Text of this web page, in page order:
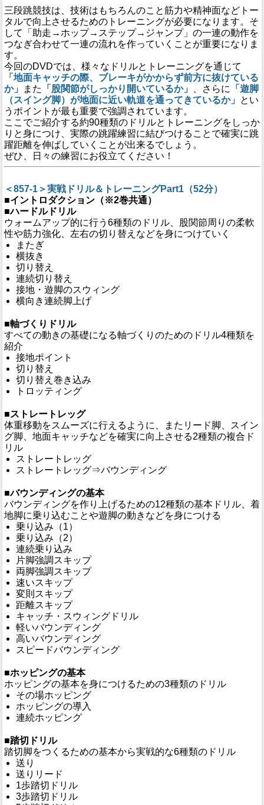
三段跳競技は、技術はもちろんのこと筋力や精神面などトー
タルで向上させるためのトレーニングが必要になります。そ
して「助走→ホップ→ステップ→ジャンプ」の一連の動作を
つなぎ合わせて一連の流れを作っていくことが重要になりま
す。
今回のDVDでは、様々なドリルとトレーニングを通じて
「地面キャッチの際、ブレーキがかからず前方に抜けている
か」
また 「股関節がしっかり開いているか」 、さらに
「遊脚
（スイング脚）が地面に近い軌道を通ってきているか」 とい
うポイントが最も重要で強調されています。
ここでご紹介する約90種類のドリルとトレーニングをしっか
りと身につけ、実際の跳躍練習に結びつけることで確実に跳
躍距離を伸ばしていくことが出来るでしょう。
ぜひ、日々の練習にお役立てください！
＜857-1＞実戦ドリル＆トレーニングPart1（52分）
■イントロダクション（※2巻共通）
■ハードルドリル
ウォームアップ的に行う6種類のドリル、股関節周りの柔軟
性や筋力強化、左右の切り替えなどを身につけていく
またぎ
横抜き
切り替え
連続切り替え
接地・遊脚のスウィング
横向き連続脚上げ
■軸づくりドリル
すべての動きの基礎になる軸づくりのためのドリル4種類を
紹介
接地ポイント
切り替え
切り替え巻き込み
トロッティング
■ストレートレッグ
体重移動をスムーズに行えるように、またリード脚、スイン
グ脚、地面キャッチなどを確実に向上させる2種類の複合ド
リル
ストレートレッグ
ストレートレッグ⇒バウンディング
■バウンディングの基本
バウンディングを作り上げるための12種類の基本ドリル、着
地脚に乗り込むことや遊脚の動きなどを身につける
乗り込み（1）
乗り込み（2）
連続乗り込み
片脚強調スキップ
両脚強調スキップ
速いスキップ
変則スキップ
距離スキップ
キャッチ・スウィングドリル
軽いバウンディング
高いバウンディング
スピードバウンディング
■ホッピングの基本
ホッピングの基本を身につけるための3種類のドリル
その場ホッピング
ホッピングの導入
連続ホッピング
■踏切ドリル
踏切脚をつくるための基本から実戦的な6種類のドリル
送り
送りリード
1歩踏切ドリル
3歩踏切ドリル